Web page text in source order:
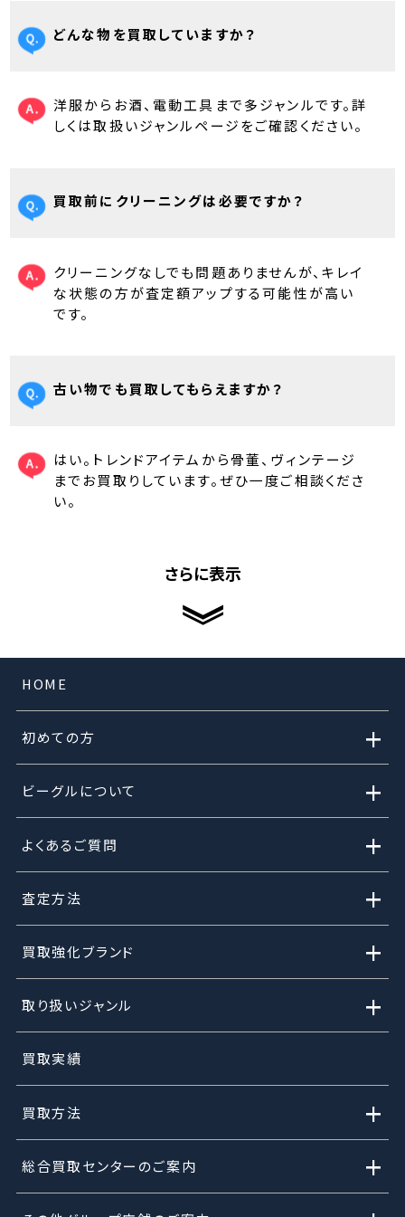
どんな物を買取していますか？
洋服からお酒、電動工具まで多ジャンルです。詳
しくは取扱いジャンルページをご確認ください。
買取前にクリーニングは必要ですか？
クリーニングなしでも問題ありませんが、キレイ
な状態の方が査定額アップする可能性が高い
です。
古い物でも買取してもらえますか？
はい。トレンドアイテムから骨董、ヴィンテージ
までお買取りしています。ぜひ一度ご相談くださ
い。
さらに表示
HOME
初めての方 +
ビーグルについて +
よくあるご質問 +
査定方法 +
買取強化ブランド +
取り扱いジャンル +
買取実績
買取方法 +
総合買取センターのご案内 +